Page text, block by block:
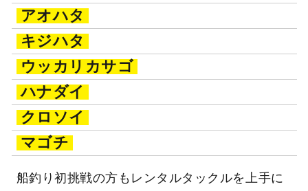
アオハタ
キジハタ
ウッカリカサゴ
ハナダイ
クロソイ
マゴチ
船釣り初挑戦の方もレンタルタックルを上手に